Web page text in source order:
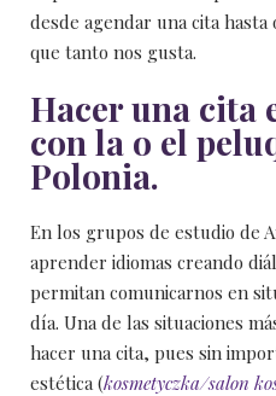
desde agendar una cita
que tanto nos gusta.
Hacer una cita
con la o el
Polonia.
En los grupos de estudio de
aprender idiomas creando
permitan comunicarnos en
día. Una de las situaciones
hacer una cita, pues sin
estética (kosmetyczka/salon